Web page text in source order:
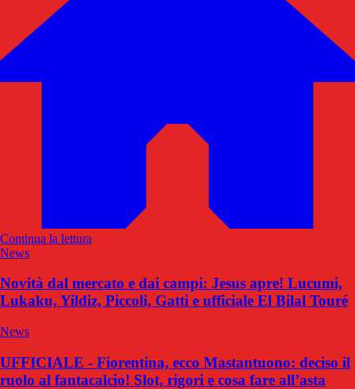
Continua la lettura
News
Novità dal mercato e dai campi: Jesus apre! Lucumi,
Lukaku, Yildiz, Piccoli, Gatti e ufficiale El Bilal Touré
News
UFFICIALE - Fiorentina, ecco Mastantuono: deciso il
ruolo al fantacalcio! Slot, rigori e cosa fare all’asta